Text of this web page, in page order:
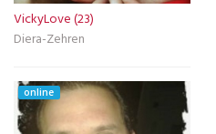
VickyLove (23)
Diera-Zehren
online